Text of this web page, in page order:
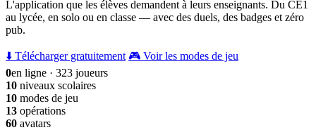
L'application que les élèves demandent à leurs enseignants. Du CE1
au lycée, en solo ou en classe — avec des duels, des badges et zéro
pub.
⬇️ Télécharger gratuitement 🎮 Voir les modes de jeu
0en ligne · 323 joueurs
10 niveaux scolaires
10 modes de jeu
13 opérations
60 avatars